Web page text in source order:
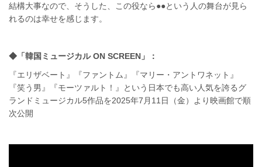
結構大事なので、そうした、この役なら●●という人の舞台が見ら
れるのは幸せを感じます。
◆「韓国ミュージカル ON SCREEN」：
『エリザベート』『ファントム』『マリー・アントワネット』
『笑う男』『モーツァルト！』という日本でも高い⼈気を誇るグ
ランドミュージカル5作品を2025年7月11日（⾦）より映画館で順
次公開